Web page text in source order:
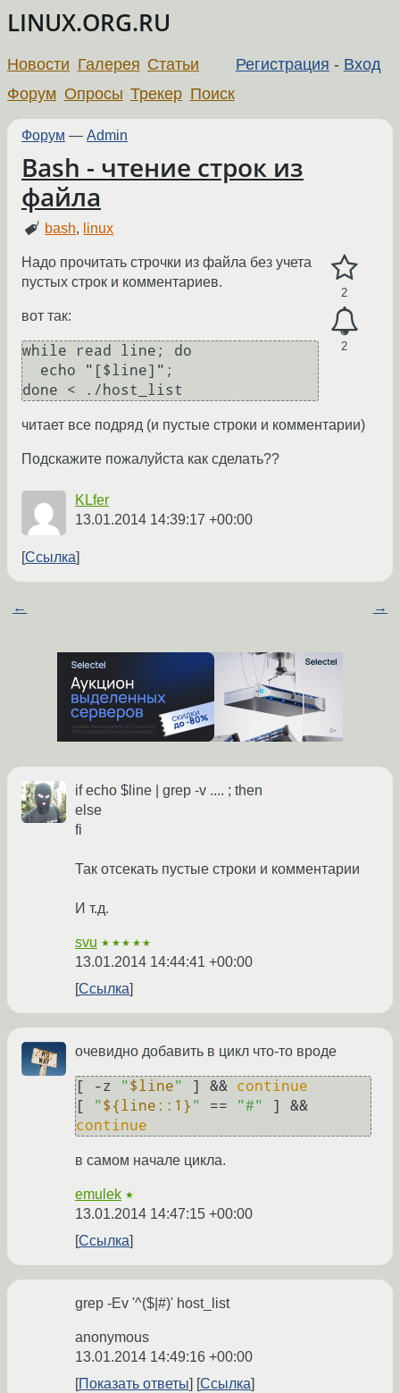
LINUX.ORG.RU
Регистрация - Вход
Новости Галерея Статьи
Форум Опросы Трекер Поиск
Форум — Admin
Bash - чтение строк из
файла
bash, linux
2
2
Надо прочитать строчки из файла без учета
пустых строк и комментариев.
вот так:
while read line; do
done < ./host_list
читает все подряд (и пустые строки и комментарии)
Подскажите пожалуйста как сделать??
KLfer
13.01.2014 14:39:17 +00:00
Ссылка
← →
if echo $line | grep -v .... ; then
else
fi
Так отсекать пустые строки и комментарии
И т.д.
svu ★★★★★
13.01.2014 14:44:41 +00:00
Ссылка
очевидно добавить в цикл что-то вроде
[ -z "$line" ] && continue
[
"${line::1} " == "#"
continue
в самом начале цикла.
emulek ★
13.01.2014 14:47:15 +00:00
Ссылка
grep -Ev '^($|#)' host_list
anonymous
13.01.2014 14:49:16 +00:00
Показать ответы
Ссылка